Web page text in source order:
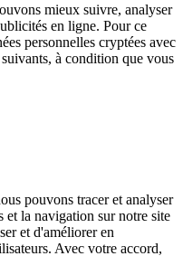
mieux suivre, analyser
en ligne. Pour ce
personnelles cryptées avec
à condition que vous
pouvons tracer et analyser
et la navigation sur notre site
et d'améliorer en
Avec votre accord,